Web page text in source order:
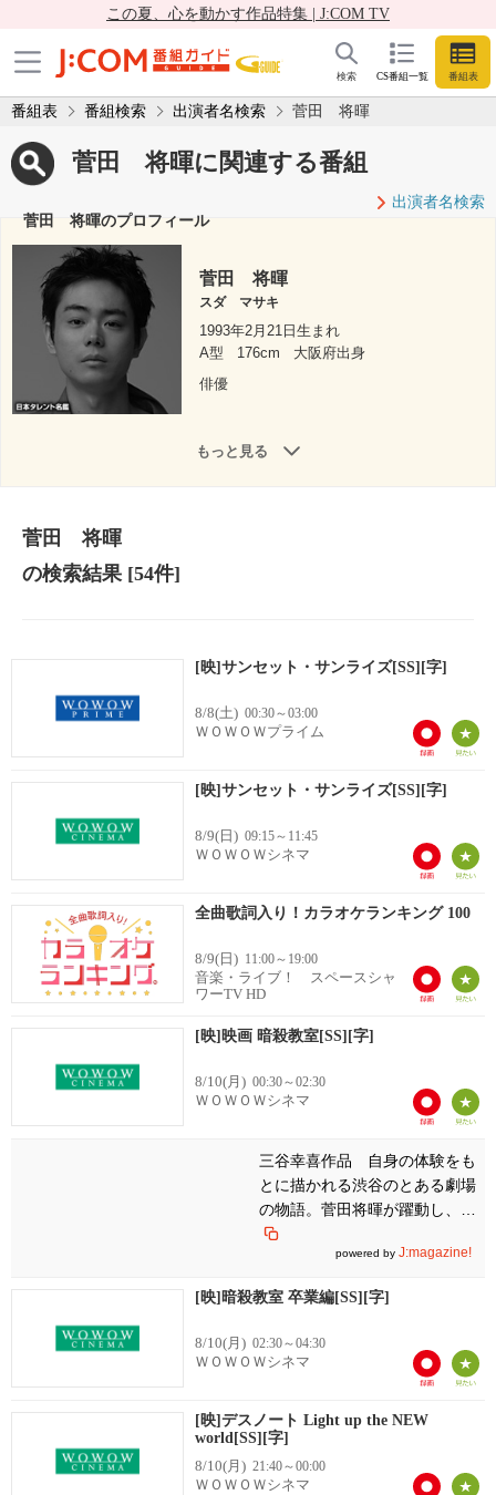
この夏、心を動かす作品特集 | J:COM TV
CS番組一覧 番組表
検索
番組表 番組検索 出演者名検索 菅田 将暉
菅田 将暉に関連する番組
出演者名検索
菅田 将暉のプロフィール
菅田 将暉
スダ マサキ
1993年2月21日生まれ
A型
176cm
大阪府出身
俳優
もっと見る
菅田 将暉
の検索結果[54件]
[映]サンセット・サンライズ[SS][字]
8/8(土) 00:30～03:00
ＷＯＷＯＷプライム
[映]サンセット・サンライズ[SS][字]
8/9(日) 09:15～11:45
ＷＯＷＯＷシネマ
全曲歌詞入り！カラオケランキング 100
8/9(日) 11:00～19:00
音楽・ライブ！ スペースシャ
ワーTV HD
[映]映画 暗殺教室[SS][字]
8/10(月) 00:30～02:30
ＷＯＷＯＷシネマ
三谷幸喜作品 自身の体験をも
とに描かれる渋谷のとある劇場
の物語。菅田将暉が躍動し、二
階堂ふみが光をまとう「もしも
この世が舞台なら、楽屋はどこ
ンチ・村上健志】
powered by J:magazine!
[映]暗殺教室 卒業編[SS][字]
8/10(月) 02:30～04:30
ＷＯＷＯＷシネマ
[映]デスノート Light up the NEW
world[SS][字]
8/10(月) 21:40～00:00
ＷＯＷＯＷシネマ